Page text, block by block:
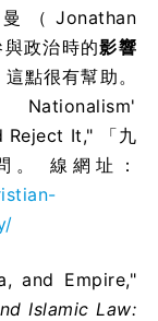
（Jonathan
政治時的影響
點很有幫助。
Reject It," 「九
。 線網址
：
and Empire,"
Islamic Law: